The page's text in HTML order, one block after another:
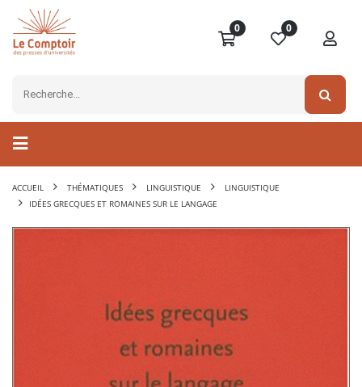
0 0
ACCUEIL THÉMATIQUES LINGUISTIQUE
LINGUISTIQUE
IDÉES GRECQUES ET ROMAINES SUR LE LANGAGE